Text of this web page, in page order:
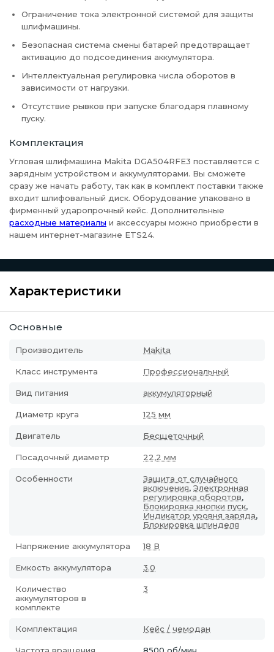
Ограничение тока электронной системой для защиты
шлифмашины.
Безопасная система смены батарей предотвращает
активацию до подсоединения аккумулятора.
Интеллектуальная регулировка числа оборотов в
зависимости от нагрузки.
Отсутствие рывков при запуске благодаря плавному
пуску.
Комплектация
Угловая шлифмашина Makita DGA504RFE3 поставляется с
зарядным устройством и аккумуляторами. Вы сможете
сразу же начать работу, так как в комплект поставки также
входит шлифовальный диск. Оборудование упаковано в
фирменный ударопрочный кейс. Дополнительные
расходные материалы и аксессуары можно приобрести в
нашем интернет-магазине ETS24.
Характеристики
Основные
Производитель Makita
Класс инструмента Профессиональный
Вид питания аккумуляторный
Диаметр круга 125 мм
Двигатель Бесщеточный
Посадочный диаметр 22,2 мм
Особенности
Защита от случайного
включения, Электронная
регулировка оборотов,
Блокировка кнопки пуск,
Индикатор уровня заряда,
Блокировка шпинделя
Напряжение аккумулятора 18 В
Емкость аккумулятора 3.0
Количество
аккумуляторов в
комплекте
3
Комплектация Кейс / чемодан